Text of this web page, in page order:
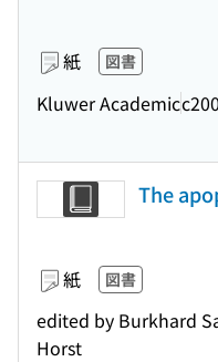
紙 図書
Kluwer Academic
The
紙 図書
edited by Burkhard
Horst